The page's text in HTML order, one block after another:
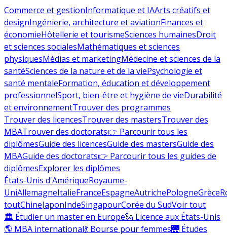
Commerce et gestionInformatique et IAArts créatifs et
designIngénierie, architecture et aviationFinances et
économieHôtellerie et tourismeSciences humainesDroit
et sciences socialesMathématiques et sciences
physiquesMédias et marketingMédecine et sciences de la
santéSciences de la nature et de la viePsychologie et
santé mentaleFormation, éducation et développement
professionnelSport, bien-être et hygiène de vieDurabilité
et environnementTrouver des programmes
Trouver des licencesTrouver des mastersTrouver des
MBATrouver des doctorats👉 Parcourir tous les
diplômesGuide des licencesGuide des mastersGuide des
MBAGuide des doctorats👉 Parcourir tous les guides de
diplômesExplorer les diplômes
États-Unis d'AmériqueRoyaume-
UniAllemagneItalieFranceEspagneAutrichePologneGrèce
toutChineJaponIndeSingapourCorée du SudVoir tout
🏛 Étudier un master en Europe🗽 Licence aux États-Unis
🌎 MBA international💃 Bourse pour femmes🌉 Études